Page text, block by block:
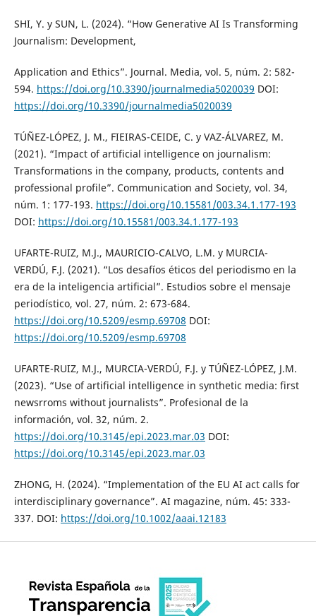
SHI, Y. y SUN, L. (2024). “How Generative AI Is Transforming
Journalism: Development,
Application and Ethics”. Journal. Media, vol. 5, núm. 2: 582-
594. https://doi.org/10.3390/journalmedia5020039 DOI:
https://doi.org/10.3390/journalmedia5020039
TÚÑEZ-LÓPEZ, J. M., FIEIRAS-CEIDE, C. y VAZ-ÁLVAREZ, M.
(2021). “Impact of artificial intelligence on journalism:
Transformations in the company, products, contents and
professional profile”. Communication and Society, vol. 34,
núm. 1: 177-193. https://doi.org/10.15581/003.34.1.177-193
DOI: https://doi.org/10.15581/003.34.1.177-193
UFARTE-RUIZ, M.J., MAURICIO-CALVO, L.M. y MURCIA-
VERDÚ, F.J. (2021). “Los desafíos éticos del periodismo en la
era de la inteligencia artificial”. Estudios sobre el mensaje
periodístico, vol. 27, núm. 2: 673-684.
https://doi.org/10.5209/esmp.69708 DOI:
https://doi.org/10.5209/esmp.69708
UFARTE-RUIZ, M.J., MURCIA-VERDÚ, F.J. y TÚÑEZ-LÓPEZ, J.M.
(2023). “Use of artificial intelligence in synthetic media: first
newsrroms without journalists”. Profesional de la
información, vol. 32, núm. 2.
https://doi.org/10.3145/epi.2023.mar.03 DOI:
https://doi.org/10.3145/epi.2023.mar.03
ZHONG, H. (2024). “Implementation of the EU AI act calls for
interdisciplinary governance”. AI magazine, núm. 45: 333-
337. DOI: https://doi.org/10.1002/aaai.12183